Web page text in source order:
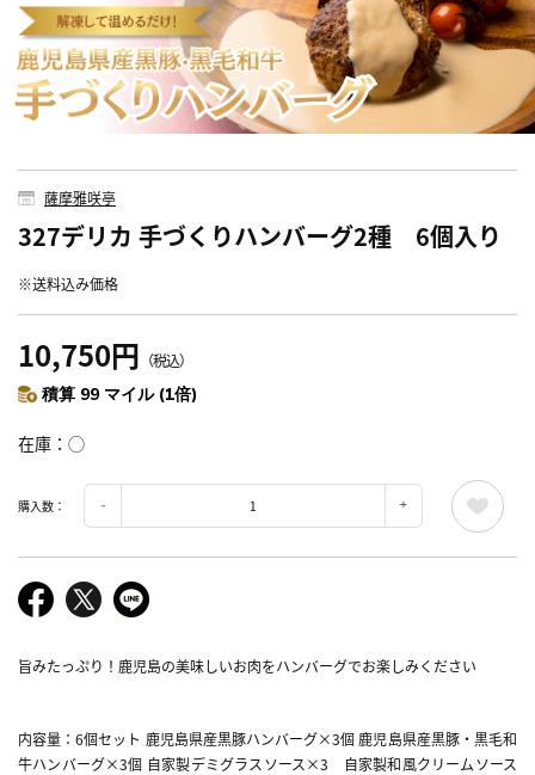
薩摩雅咲亭
327デリカ 手づくりハンバーグ2種 6個入り
※送料込み価格
10,750円 （税込）
積算 99 マイル (1倍)
在庫 ◯
購入数：
旨みたっぷり！鹿児島の美味しいお肉をハンバーグでお楽しみください
内容量：6個セット 鹿児島県産黒豚ハンバーグ×3個 鹿児島県産黒豚・黒毛和
牛ハンバーグ×3個 自家製デミグラスソース×3 自家製和風クリームソース